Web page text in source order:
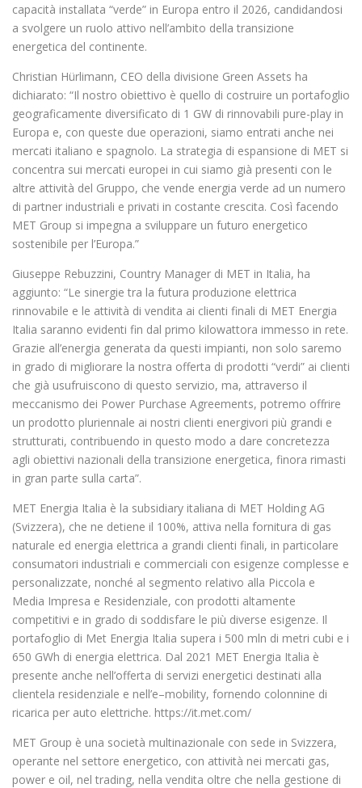
capacità installata “verde” in Europa entro il 2026, candidandosi
a svolgere un ruolo attivo nell’ambito della transizione
energetica del continente.
Christian Hürlimann, CEO della divisione Green Assets ha
dichiarato: “Il nostro obiettivo è quello di costruire un portafoglio
geograficamente diversificato di 1 GW di rinnovabili pure-play in
Europa e, con queste due operazioni, siamo entrati anche nei
mercati italiano e spagnolo. La strategia di espansione di MET si
concentra sui mercati europei in cui siamo già presenti con le
altre attività del Gruppo, che vende energia verde ad un numero
di partner industriali e privati in costante crescita. Così facendo
MET Group si impegna a sviluppare un futuro energetico
sostenibile per l’Europa.”
Giuseppe Rebuzzini, Country Manager di MET in Italia, ha
aggiunto: “Le sinergie tra la futura produzione elettrica
rinnovabile e le attività di vendita ai clienti finali di MET Energia
Italia saranno evidenti fin dal primo kilowattora immesso in rete.
Grazie all’energia generata da questi impianti, non solo saremo
in grado di migliorare la nostra offerta di prodotti “verdi” ai clienti
che già usufruiscono di questo servizio, ma, attraverso il
meccanismo dei Power Purchase Agreements, potremo offrire
un prodotto pluriennale ai nostri clienti energivori più grandi e
strutturati, contribuendo in questo modo a dare concretezza
agli obiettivi nazionali della transizione energetica, finora rimasti
in gran parte sulla carta”.
MET Energia Italia è la subsidiary italiana di MET Holding AG
(Svizzera), che ne detiene il 100%, attiva nella fornitura di gas
naturale ed energia elettrica a grandi clienti finali, in particolare
consumatori industriali e commerciali con esigenze complesse e
personalizzate, nonché al segmento relativo alla Piccola e
Media Impresa e Residenziale, con prodotti altamente
competitivi e in grado di soddisfare le più diverse esigenze. Il
portafoglio di Met Energia Italia supera i 500 mln di metri cubi e i
650 GWh di energia elettrica. Dal 2021 MET Energia Italia è
presente anche nell’offerta di servizi energetici destinati alla
clientela residenziale e nell’e–mobility, fornendo colonnine di
ricarica per auto elettriche. https://it.met.com/
MET Group è una società multinazionale con sede in Svizzera,
operante nel settore energetico, con attività nei mercati gas,
power e oil, nel trading, nella vendita oltre che nella gestione di